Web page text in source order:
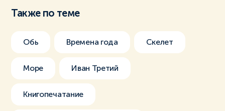
Также по теме
Обь Времена года Скелет
Море Иван Третий
Книгопечатание